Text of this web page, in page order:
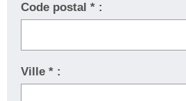
Code postal * :
Ville * :